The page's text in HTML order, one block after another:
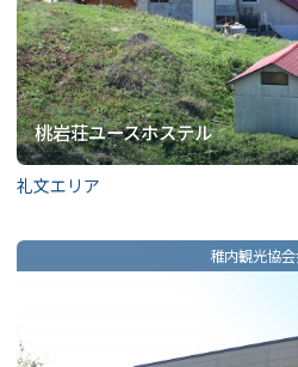
桃岩荘ユースホステル
礼文エリア